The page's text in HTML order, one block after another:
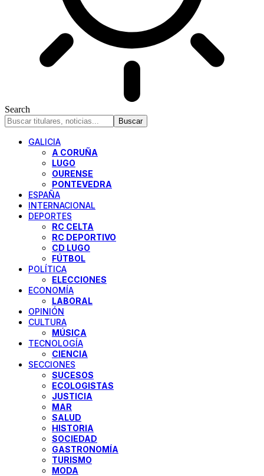
Search
GALICIA
A CORUÑA
LUGO
OURENSE
PONTEVEDRA
ESPAÑA
INTERNACIONAL
DEPORTES
RC CELTA
RC DEPORTIVO
CD LUGO
FÚTBOL
POLÍTICA
ELECCIONES
ECONOMÍA
LABORAL
OPINIÓN
CULTURA
MÚSICA
TECNOLOGÍA
CIENCIA
SECCIONES
SUCESOS
ECOLOGISTAS
JUSTICIA
MAR
SALUD
HISTORIA
SOCIEDAD
GASTRONOMÍA
TURISMO
MODA